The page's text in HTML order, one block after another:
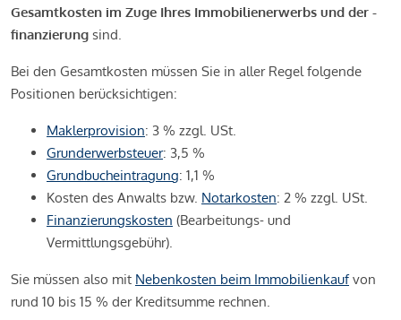
Gesamtkosten im Zuge Ihres Immobilienerwerbs und der -
finanzierung sind.
Bei den Gesamtkosten müssen Sie in aller Regel folgende
Positionen berücksichtigen:
Maklerprovision: 3 % zzgl. USt.
Grunderwerbsteuer: 3,5 %
Grundbucheintragung: 1,1 %
Kosten des Anwalts bzw. Notarkosten: 2 % zzgl. USt.
Finanzierungskosten (Bearbeitungs- und
Vermittlungsgebühr).
Sie müssen also mit Nebenkosten beim Immobilienkaufvon
rund 10 bis 15 % der Kreditsumme rechnen.